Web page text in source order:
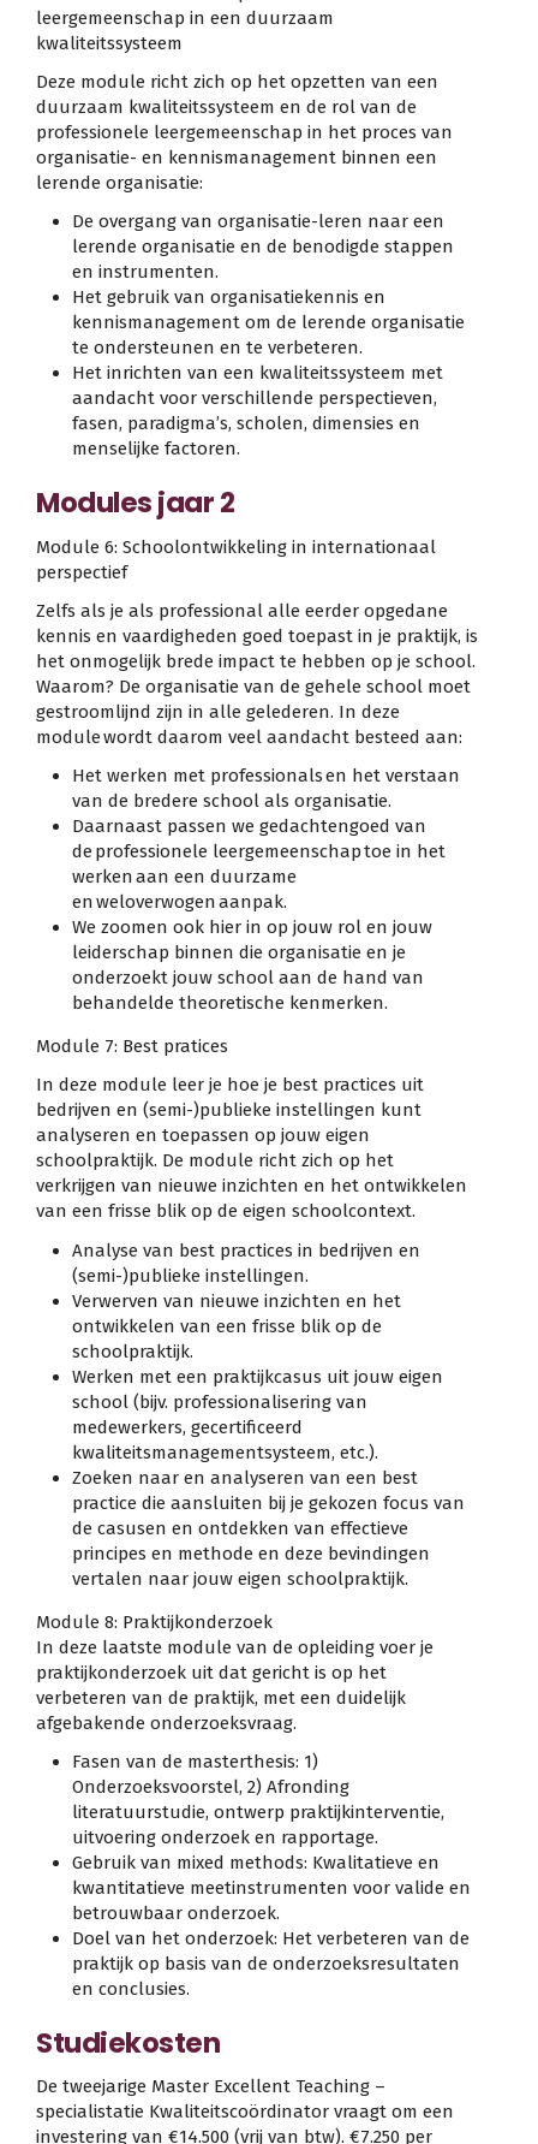
leergemeenschap in een duurzaam
kwaliteitssysteem
Deze module richt zich op het opzetten van een
duurzaam kwaliteitssysteem en de rol van de
professionele leergemeenschap in het proces van
organisatie- en kennismanagement binnen een
lerende organisatie:
De overgang van organisatie-leren naar een
lerende organisatie en de benodigde stappen
en instrumenten.
Het gebruik van organisatiekennis en
kennismanagement om de lerende organisatie
te ondersteunen en te verbeteren.
Het inrichten van een kwaliteitssysteem met
aandacht voor verschillende perspectieven,
fasen, paradigma’s, scholen, dimensies en
menselijke factoren.
Modules jaar 2
Module 6: Schoolontwikkeling in internationaal
perspectief
Zelfs als je als professional alle eerder opgedane
kennis en vaardigheden goed toepast in je praktijk, is
het onmogelijk brede impact te hebben op je school.
Waarom? De organisatie van de gehele school moet
gestroomlijnd zijn in alle gelederen. In deze
module wordt daarom veel aandacht besteed aan:
Het werken met professionals en het verstaan
van de bredere school als organisatie.
Daarnaast passen we gedachtengoed van
de professionele leergemeenschap toe in het
werken aan een duurzame
en weloverwogen aanpak.
We zoomen ook hier in op jouw rol en jouw
leiderschap binnen die organisatie en je
onderzoekt jouw school aan de hand van
behandelde theoretische kenmerken.
Module 7: Best pratices
In deze module leer je hoe je best practices uit
bedrijven en (semi-)publieke instellingen kunt
analyseren en toepassen op jouw eigen
schoolpraktijk. De module richt zich op het
verkrijgen van nieuwe inzichten en het ontwikkelen
van een frisse blik op de eigen schoolcontext.
Analyse van best practices in bedrijven en
(semi-)publieke instellingen.
Verwerven van nieuwe inzichten en het
ontwikkelen van een frisse blik op de
schoolpraktijk.
Werken met een praktijkcasus uit jouw eigen
school (bijv. professionalisering van
medewerkers, gecertificeerd
kwaliteitsmanagementsysteem, etc.).
Zoeken naar en analyseren van een best
practice die aansluiten bij je gekozen focus van
de casusen en ontdekken van effectieve
principes en methode en deze bevindingen
vertalen naar jouw eigen schoolpraktijk.
Module 8: Praktijkonderzoek
In deze laatste module van de opleiding voer je
praktijkonderzoek uit dat gericht is op het
verbeteren van de praktijk, met een duidelijk
afgebakende onderzoeksvraag.
Fasen van de masterthesis: 1)
Onderzoeksvoorstel, 2) Afronding
literatuurstudie, ontwerp praktijkinterventie,
uitvoering onderzoek en rapportage.
Gebruik van mixed methods: Kwalitatieve en
kwantitatieve meetinstrumenten voor valide en
betrouwbaar onderzoek.
Doel van het onderzoek: Het verbeteren van de
praktijk op basis van de onderzoeksresultaten
en conclusies.
Studiekosten
De tweejarige Master Excellent Teaching –
specialistatie Kwaliteitscoördinator vraagt om een
investering van €14.500 (vrij van btw). €7.250 per